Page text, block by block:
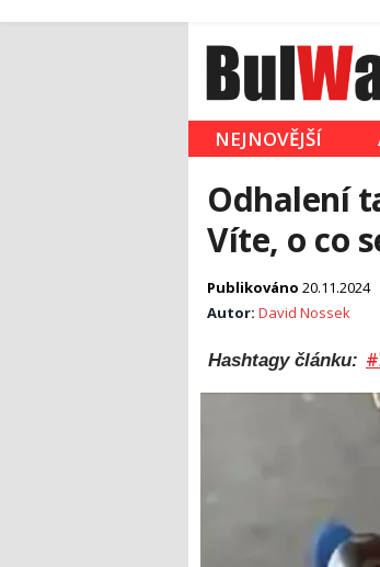
NEJNOVĚJŠÍ
Odhalení
Víte, o co
Publikováno 20.11.2024
Autor: David Nossek
Hashtagy článku: